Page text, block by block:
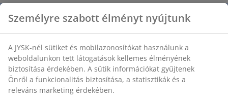
Részletes Adatok
Értékelések
(7)